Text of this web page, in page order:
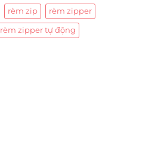
rèm zip rèm zipper
rèm zipper tự động